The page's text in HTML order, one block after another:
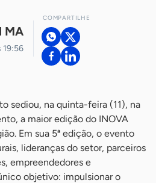
MA
19:56
COMPARTILHE
sediou, na quinta-feira (11), na
a maior edição do INOVA
Em sua 5ª edição, o evento
lideranças do setor, parceiros
empreendedores e
objetivo: impulsionar o